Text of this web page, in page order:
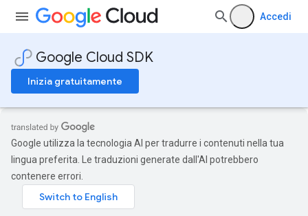
Accedi
Google Cloud SDK
Inizia gratuitamente
Google utilizza la tecnologia AI per tradurre i contenuti nella tua
lingua preferita. Le traduzioni generate dall'AI potrebbero
contenere errori.